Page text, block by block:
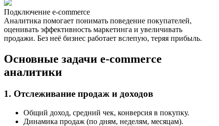
Подключение e-commerce
Аналитика помогает понимать поведение покупателей,
оценивать эффективность маркетинга и увеличивать
продажи. Без неё бизнес работает вслепую, теряя прибыль.
Основные задачи e-commerce
аналитики
1. Отслеживание продаж и доходов
Общий доход, средний чек, конверсия в покупку.
Динамика продаж (по дням, неделям, месяцам).